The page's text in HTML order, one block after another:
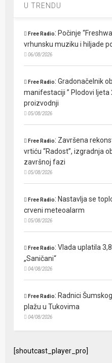
U TRENDU
Free Radio: Počinje
vrhunsku muziku i hiljade
06/08/2026
Free Radio:Gradonačelnik
manifestaciji ” Plodovi ljeta
proizvodnji
05/08/2026
Free Radio: Završena
vrtiću “Radost”, izgradnja
završnoj fazi
05/08/2026
Free Radio: Nastavlja se
crveni meteoalarm
05/08/2026
Free Radio:Vlada uplatila
„Saničani“
04/08/2026
Free Radio: Radnici
plažu u Tukovima
04/08/2026
[shoutcast_player_pro]